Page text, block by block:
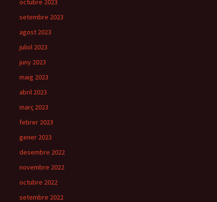
octubre 2023
setembre 2023
agost 2023
juliol 2023
juny 2023
maig 2023
abril 2023
març 2023
febrer 2023
gener 2023
desembre 2022
novembre 2022
octubre 2022
setembre 2022